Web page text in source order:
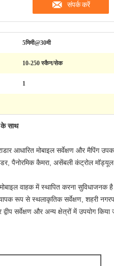
संपर्क करें
5मिमी@30मी
10-250 स्कैन/सेक
1
के साथ
आधारित मोबाइल सर्वेक्षण और मैपिंग
कैमरा, असेंबली कंट्रोल मॉड्यूल
वाहक में स्थापित करना सुविधाजनक
रूप से स्थलाकृतिक सर्वेक्षण, शहरी
सर्वेक्षण और अन्य क्षेत्रों में उपयोग किया